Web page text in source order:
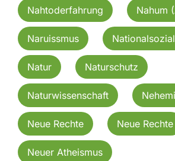
Nahtoderfahrung Nahum
Naruissmus
Natur Naturschutz
Naturwissenschaft
Neue Rechte Neue Rechte
Neuer Atheismus